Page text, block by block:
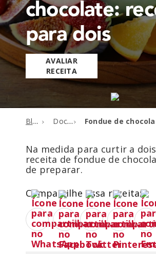
chocolate:
para dois
AVALIAR
RECEITA
Blog Doces
Na medida para curtir a
receita de fondue de
de preparar.
Compartilhe essa receita: